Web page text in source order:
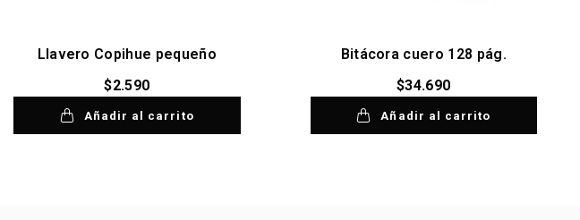
Llavero Copihue pequeño
$2.590
Añadir al carrito
Bitácora cuero 128 pág.
$34.690
Añadir al carrito